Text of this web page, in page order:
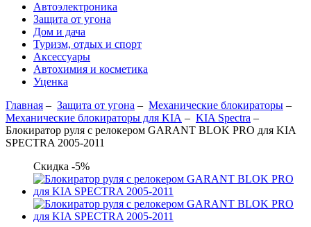
Автоэлектроника
Защита от угона
Дом и дача
Туризм, отдых и спорт
Аксессуары
Автохимия и косметика
Уценка
Главная – Защита от угона – Механические блoкираторы –
Механические блокираторы для KIA – KIA Spectra –
Блокиратор руля с релокером GARANT BLOK PRO для KIA
SPECTRA 2005-2011
Скидка -5%